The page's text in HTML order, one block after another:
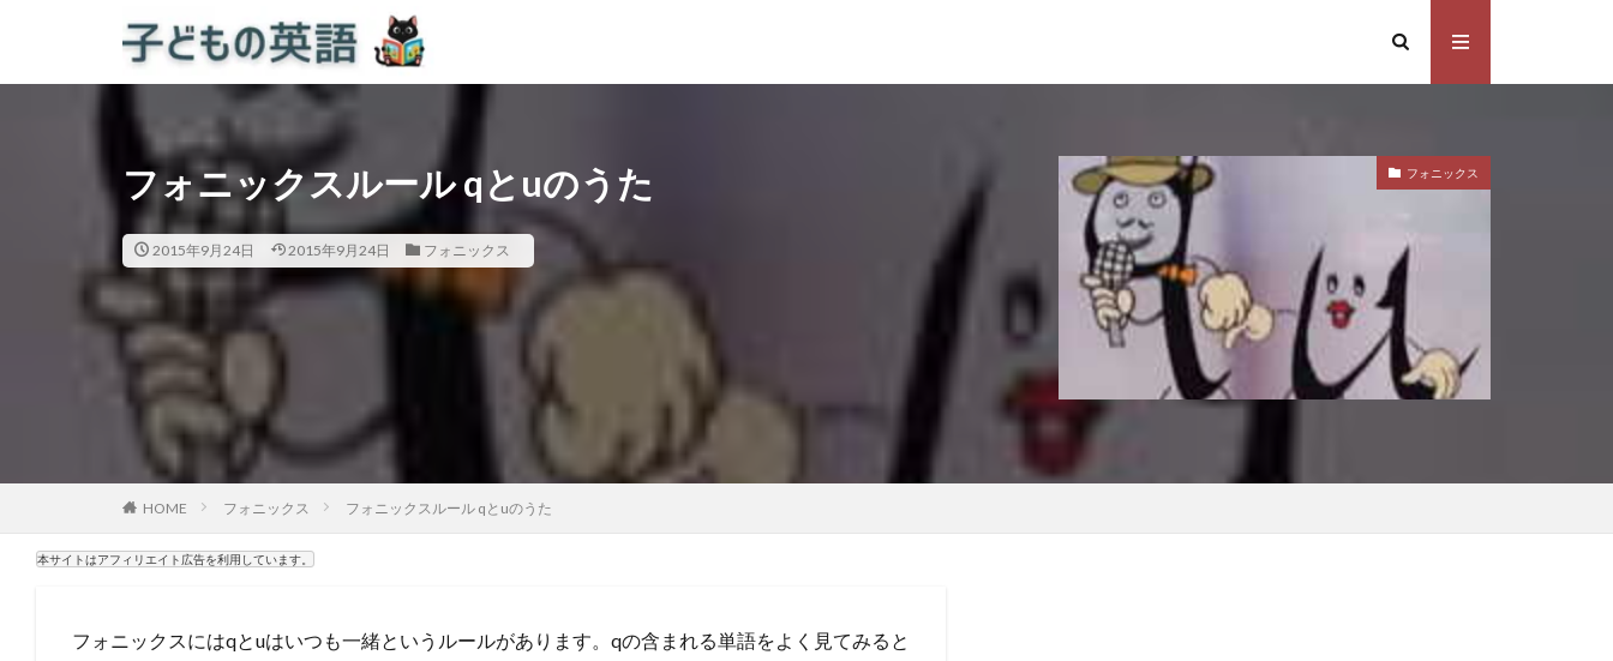
フォニックスルール qとuのうた
2015年9月24日 2015年9月24日 フォニックス
フォニックス
HOME フォニックス フォニックスルール qとuのうた
本サイトはアフィリエイト広告を利用しています。
フォニックスにはqとuはいつも一緒というルールがあります。qの含まれる単語をよく見てみると